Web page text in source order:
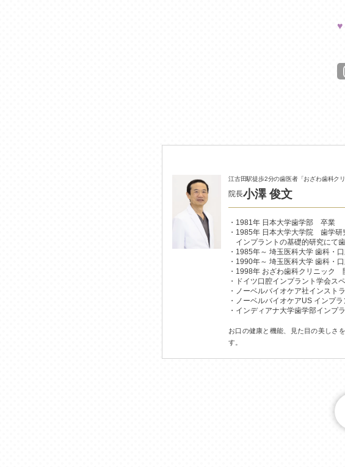
♥
江古田駅徒歩2分の歯医者「おざわ歯科クリ
院長小澤 俊文
1981年 日本大学歯学部 卒業
1985年 日本大学大学院 歯学
インプラントの基礎的研究にて
1985年～ 埼玉医科大学 歯科・
1990年～ 埼玉医科大学 歯科・
1998年 おざわ歯科クリニック
ドイツ口腔インプラント学会ス
ノーベルバイオケア社インスト
ノーベルバイオケアUS インプ
インディアナ大学歯学部インプ
お口の健康と機能、見た目の美しさ
す。